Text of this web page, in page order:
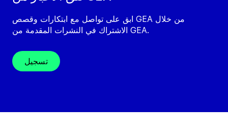
ابق على تواصل مع ابتكارات وقصص GEA من خلال
الاشتراك في النشرات المقدمة من GEA.
تسجيل